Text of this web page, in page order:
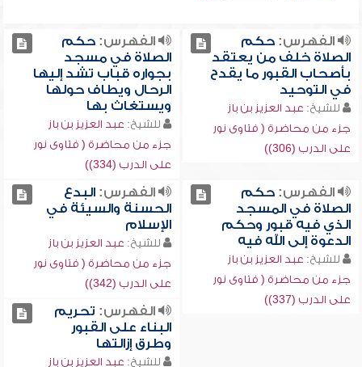
الفهرس:حكم
الصلاة خلف من يعتقد
بأصحاب القبور ما يقدح
في التوحيد
للشيخ: عبد العزيز بن باز
جزء من محاضرة ( فتاوى نور
على الدرب (306))
الفهرس:حكم
الصلاة في مسجد
بجواره قباب تشد إليها
الرحال ويطاف حولها
ويستغاث بها
للشيخ: عبد العزيز بن باز
جزء من محاضرة ( فتاوى نور
على الدرب (334))
الفهرس:حكم
الصلاة في المسجد
الذي فيه قبور وحكم
الدعوة إلى الله فيه
للشيخ: عبد العزيز بن باز
جزء من محاضرة ( فتاوى نور
على الدرب (337))
الفهرس:البدع
الحسنة والسيئة في
الإسلام
للشيخ: عبد العزيز بن باز
جزء من محاضرة ( فتاوى نور
على الدرب (342))
الفهرس: تحريم
البناء على القبور
وطرق إزالتها
للشيخ: عبد العزيز بن باز